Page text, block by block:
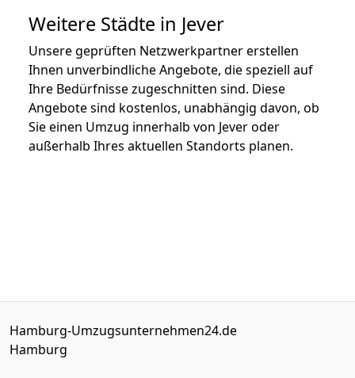
Weitere Städte in Jever
Unsere geprüften Netzwerkpartner erstellen
Ihnen unverbindliche Angebote, die speziell auf
Ihre Bedürfnisse zugeschnitten sind. Diese
Angebote sind kostenlos, unabhängig davon, ob
Sie einen Umzug innerhalb von Jever oder
außerhalb Ihres aktuellen Standorts planen.
Hamburg-Umzugsunternehmen24.de
Hamburg